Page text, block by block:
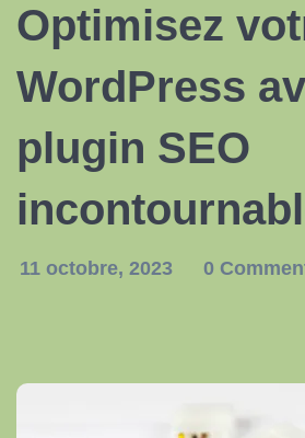
Optimisez
WordPress
plugin SEO
11 octobre, 2023 0